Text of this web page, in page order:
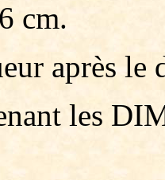
cm.
après le
les